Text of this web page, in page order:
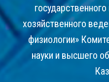
хозяйственного
физиологии»
науки и высшего